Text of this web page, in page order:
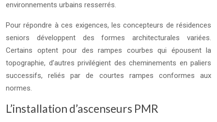
environnements urbains resserrés.
Pour répondre à ces exigences, les concepteurs de résidences
seniors développent des formes architecturales variées.
Certains optent pour des rampes courbes qui épousent la
topographie, d’autres privilégient des cheminements en paliers
successifs, reliés par de courtes rampes conformes aux
normes.
L’installation d’ascenseurs PMR